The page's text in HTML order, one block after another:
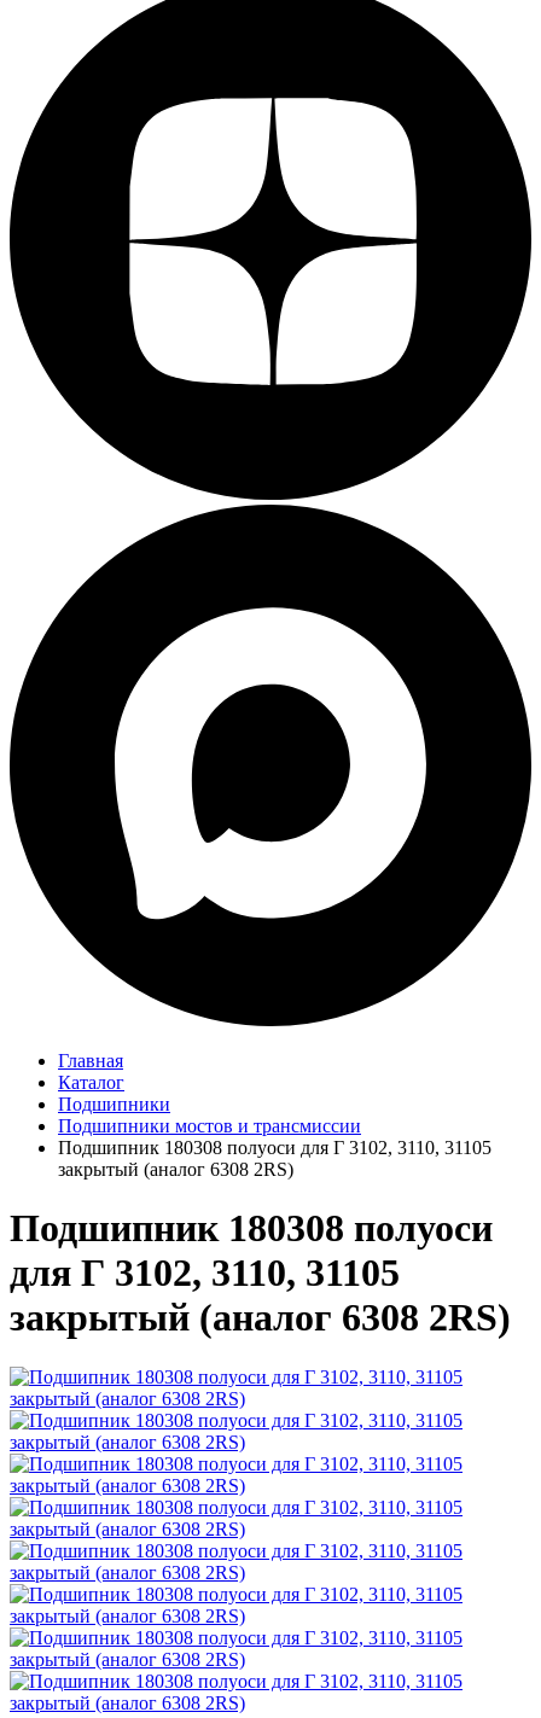
Главная
Каталог
Подшипники
Подшипники мостов и трансмиссии
Подшипник 180308 полуоси для Г 3102, 3110, 31105
закрытый (аналог 6308 2RS)
Подшипник 180308 полуоси
для Г 3102, 3110, 31105
закрытый (аналог 6308 2RS)